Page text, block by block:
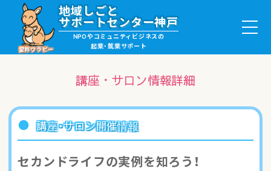
愛称ワラビー
地域しごと
サポートセンター神戸
NPOやコミュニティビジネスの
起業・就業サポート
就職・ボランティア情報
講座・サロン情報詳細
講座・サロン開催情報
セカンドライフの実例を知ろう！